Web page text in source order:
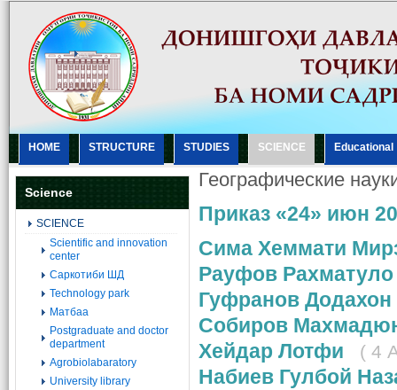
HOME STRUCTURE STUDIES SCIENCE Еducational
Science
SCIENCE
Scientific and innovation
center
Саркотиби ШД
Technology park
Матбаа
Postgraduate and doctor
department
Agrobiolabaratory
University library
Географические
Приказ «24» июн
Сима Хеммати
Рауфов
Гуфранов
Собиров
Хейдар Лотфи
( 4
Набиев Гулбой